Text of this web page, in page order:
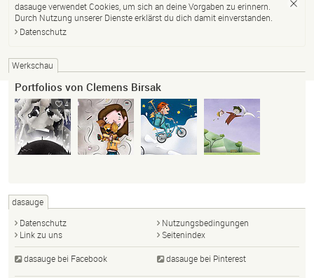
dasauge verwendet Cookies, um sich an deine Vorgaben zu erinnern.
Durch Nutzung unserer Dienste erklärst du dich damit einverstanden.
Datenschutz
Werkschau
Portfolios von Clemens Birsak
4
dasauge
Datenschutz
Nutzungsbedingungen
Link zu uns
Seitenindex
dasauge bei Facebook dasauge bei Pinterest